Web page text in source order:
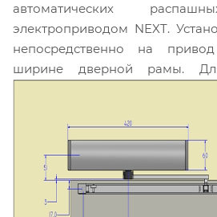
автоматических
электроприводом NEXT.
непосредственно на
ширине дверной рамы.